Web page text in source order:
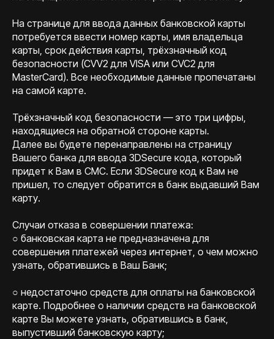
На странице для ввода данных банковской карты
потребуется ввести номер карты, имя владельца
карты, срок действия карты, трёхзначный код
безопасности (CVV2 для VISA или CVC2 для
MasterCard). Все необходимые данные пропечатаны
на самой карте.
Трёхзначный код безопасности — это три цифры,
находящиеся на обратной стороне карты.
Далее вы будете перенаправлены на страницу
Вашего банка для ввода 3DSecure кода, который
придет к Вам в СМС. Если 3DSecure код к Вам не
пришел, то следует обратится в банк выдавший Вам
карту.
Случаи отказа в совершении платежа:
○ банковская карта не предназначена для
совершения платежей через интернет, о чем можно
узнать, обратившись в Ваш Банк;
○ недостаточно средств для оплаты на банковской
карте. Подробнее о наличии средств на банковской
карте Вы можете узнать, обратившись в банк,
выпустивший банковскую карту;